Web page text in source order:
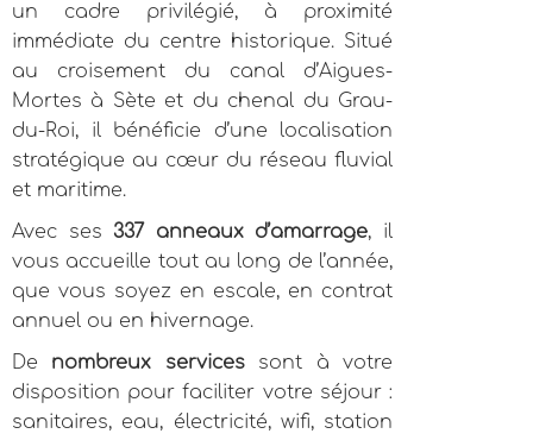
un cadre privilégié, à proximité
immédiate du centre historique. Situé
au croisement du canal d’Aigues-
Mortes à Sète et du chenal du Grau-
du-Roi, il bénéficie d’une localisation
stratégique au cœur du réseau fluvial
et maritime.
Avec ses 337 anneaux d’amarrage, il
vous accueille tout au long de l’année,
que vous soyez en escale, en contrat
annuel ou en hivernage.
De nombreux servicessont à votre
disposition pour faciliter votre séjour :
sanitaires, eau, électricité, wifi, station